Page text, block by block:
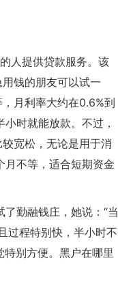
人提供贷款服务。该
钱的朋友可以试一
月利率大约在0.6%到
时就能放款。不过，
宽松，无论是用于消
不等，适合短期资金
勤融钱庄，她说：“当
过程特别快，半小时不
别方便。黑户在哪里